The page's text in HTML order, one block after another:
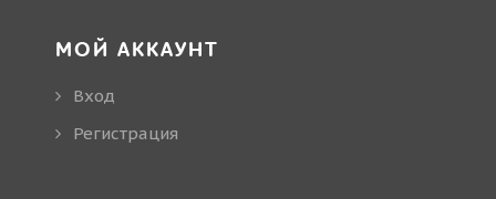
МОЙ АККАУНТ
Вход
Регистрация